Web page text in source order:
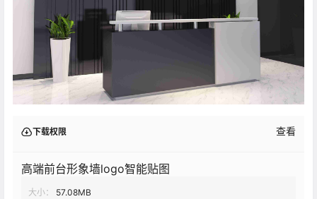
下载权限 查看
高端前台形象墙logo智能贴图
大小：
57.08MB